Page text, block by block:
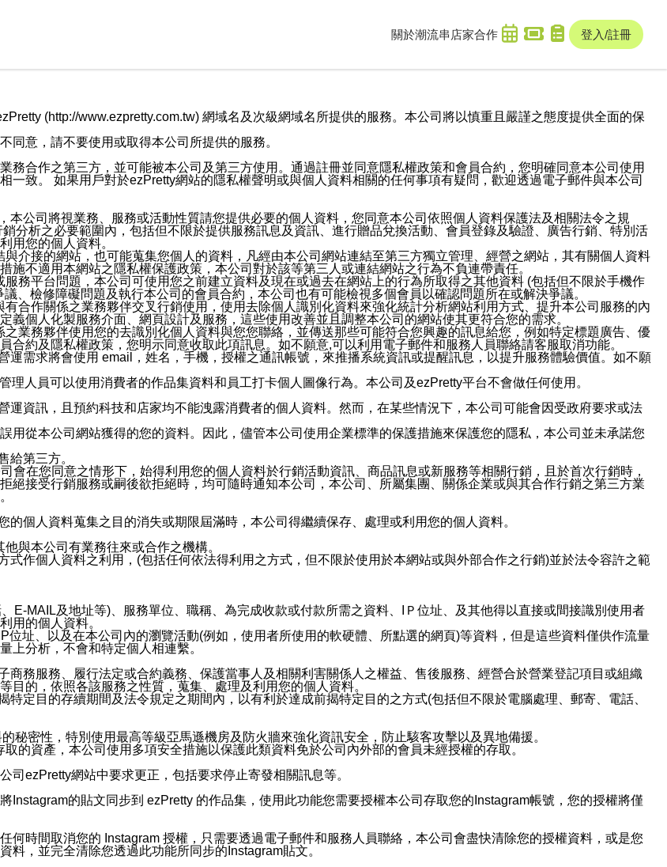
關於潮流串 店家合作 登入/註冊
(http://www.ezpretty.com.tw) 網域名及次級網域名所提供的服務。本公司將以慎重且嚴謹之態度提供全面的保
同意，請不要使用或取得本公司所提供的服務。
務合作之第三方，並可能被本公司及第三方使用。通過註冊並同意隱私權政策和會員合約，您明確同意本公司使用
致。 如果用戶對於ezPretty網站的隱私權聲明或與個人資料相關的任何事項有疑問，歡迎透過電子郵件與本公司
公司將視業務、服務或活動性質請您提供必要的個人資料，您同意本公司依照個人資料保護法及相關法令之規
分析之必要範圍內，包括但不限於提供服務訊息及資訊、進行贈品兌換活動、會員登錄及驗證、廣告行銷、特別活
用您的個人資料。
介接的網站，也可能蒐集您個人的資料，凡經由本公司網站連結至第三方獨立管理、經營之網站，其有關個人資料
不適用本網站之隱私權保護政策，本公司對於該等第三人或連結網站之行為不負連帶責任。
務平台問題，本公司可使用您之前建立資料及現在或過去在網站上的行為所取得之其他資料 (包括但不限於手機作
、檢修障礙問題及執行本公司的會員合約，本公司也有可能檢視多個會員以確認問題所在或解決爭議。
合作關係之業務夥伴交叉行銷使用，使用去除個人識別化資料來強化統計分析網站利用方式、提升本公司服務的內
個人化製服務介面、網頁設計及服務，這些使用改善並且調整本公司的網站使其更符合您的需求。
業務夥伴使用您的去識別化個人資料與您您聯絡，並傳送那些可能符合您興趣的訊息給您，例如特定標題廣告、優
約及隱私權政策，您明示同意收取此項訊息。如不願意,可以利用電子郵件和服務人員聯絡請客服取消功能。
需求將會使用 email，姓名，手機，授權之通訊帳號，來推播系統資訊或提醒訊息，以提升服務體驗價值。如不願
人員可以使用消費者的作品集資料和員工打卡個人圖像行為。本公司及ezPretty平台不會做任何使用。
資訊，且預約科技和店家均不能洩露消費者的個人資料。然而，在某些情況下，本公司可能會因受政府要求或法
用從本公司網站獲得的您的資料。因此，儘管本公司使用企業標準的保護措施來保護您的隱私，本公司並未承諾您
給第三方。
會在您同意之情形下，始得利用您的個人資料於行銷活動資訊、商品訊息或新服務等相關行銷，且於首次行銷時，
絕接受行銷服務或嗣後欲拒絕時，均可隨時通知本公司，本公司、所屬集團、關係企業或與其合作行銷之第三方業
個人資料蒐集之目的消失或期限屆滿時，本公司得繼續保存、處理或利用您的個人資料。
與本公司有業務往來或合作之機構。
作個人資料之利用，(包括任何依法得利用之方式，但不限於使用於本網站或與外部合作之行銷)並於法令容許之範
E-MAIL及地址等)、服務單位、職稱、為完成收款或付款所需之資料、IＰ位址、及其他得以直接或間接識別使用者
用的個人資料。
址、以及在本公司內的瀏覽活動(例如，使用者所使用的軟硬體、所點選的網頁)等資料，但是這些資料僅供作流量
上分析，不會和特定個人相連繫。
務服務、履行法定或合約義務、保護當事人及相關利害關係人之權益、售後服務、經營合於營業登記項目或組織
的，依照各該服務之性質，蒐集、處理及利用您的個人資料。
定目的存續期間及法令規定之期間內，以有利於達成前揭特定目的之方式(包括但不限於電腦處理、郵寄、電話、
秘密性，特別使用最高等級亞馬遜機房及防火牆來強化資訊安全，防止駭客攻擊以及異地備援。
的資產，本公司使用多項安全措施以保護此類資料免於公司內外部的會員未經授權的存取。
ezPretty網站中要求更正，包括要求停止寄發相關訊息等。
Instagram的貼文同步到 ezPretty 的作品集，使用此功能您需要授權本公司存取您的Instagram帳號，您的授權將僅
何時間取消您的 Instagram 授權，只需要透過電子郵件和服務人員聯絡，本公司會盡快清除您的授權資料，或是您
，並完全清除您透過此功能所同步的Instagram貼文。